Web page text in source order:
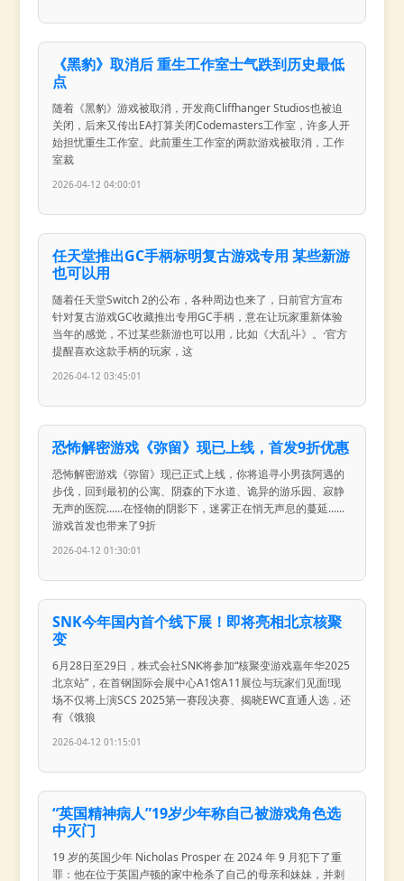
《黑豹》取消后 重生工作室士气跌到历史最低
点
随着《黑豹》游戏被取消，开发商Cliffhanger Studios也被迫
关闭，后来又传出EA打算关闭Codemasters工作室，许多人开
始担忧重生工作室。此前重生工作室的两款游戏被取消，工作
室裁
2026-04-12 04:00:01
任天堂推出GC手柄标明复古游戏专用 某些新游
也可以用
随着任天堂Switch 2的公布，各种周边也来了，日前官方宣布
针对复古游戏GC收藏推出专用GC手柄，意在让玩家重新体验
当年的感觉，不过某些新游也可以用，比如《大乱斗》。·官方
提醒喜欢这款手柄的玩家，这
2026-04-12 03:45:01
恐怖解密游戏《弥留》现已上线，首发9折优惠
恐怖解密游戏《弥留》现已正式上线，你将追寻小男孩阿遇的
步伐，回到最初的公寓、阴森的下水道、诡异的游乐园、寂静
无声的医院......在怪物的阴影下，迷雾正在悄无声息的蔓延......
游戏首发也带来了9折
2026-04-12 01:30:01
SNK今年国内首个线下展！即将亮相北京核聚
变
6月28日至29日，株式会社SNK将参加“核聚变游戏嘉年华2025
北京站”，在首钢国际会展中心A1馆A11展位与玩家们见面!现
场不仅将上演SCS 2025第一赛段决赛、揭晓EWC直通人选，还
有《饿狼
2026-04-12 01:15:01
“英国精神病人”19岁少年称自己被游戏角色选
中灭门
19 岁的英国少年 Nicholas Prosper 在 2024 年 9 月犯下了重
罪：他在位于英国卢顿的家中枪杀了自己的母亲和妹妹，并刺